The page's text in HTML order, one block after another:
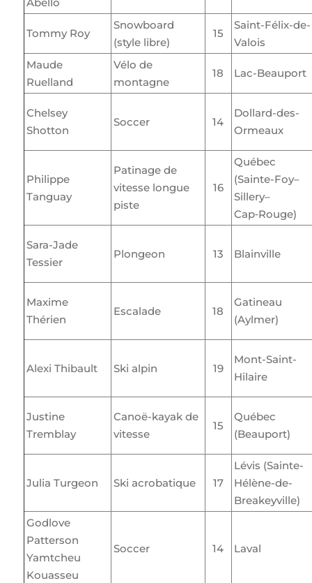
Tommy Roy
Snowboard
(style libre)
15
Saint-Félix-de-
Valois
Maude
Ruelland
Vélo de
montagne
18 Lac-Beauport
Chelsey
Shotton
Soccer 14
Dollard-des-
Ormeaux
Philippe
Tanguay
Patinage de
vitesse longue
piste
16
Québec
(Sainte-Foy–
Sillery–
Cap‑Rouge)
Sara-Jade
Tessier
Plongeon 13 Blainville
Maxime
Thérien
Escalade 18
Gatineau
(Aylmer)
Alexi Thibault Ski alpin 19
Mont-Saint-
Hilaire
Justine
Tremblay
Canoë-kayak de
vitesse
15
Québec
(Beauport)
Julia Turgeon Ski acrobatique 17
Lévis (Sainte-
Hélène-de-
Breakeyville)
Godlove
Patterson
Yamtcheu
Kouasseu
Soccer 14 Laval